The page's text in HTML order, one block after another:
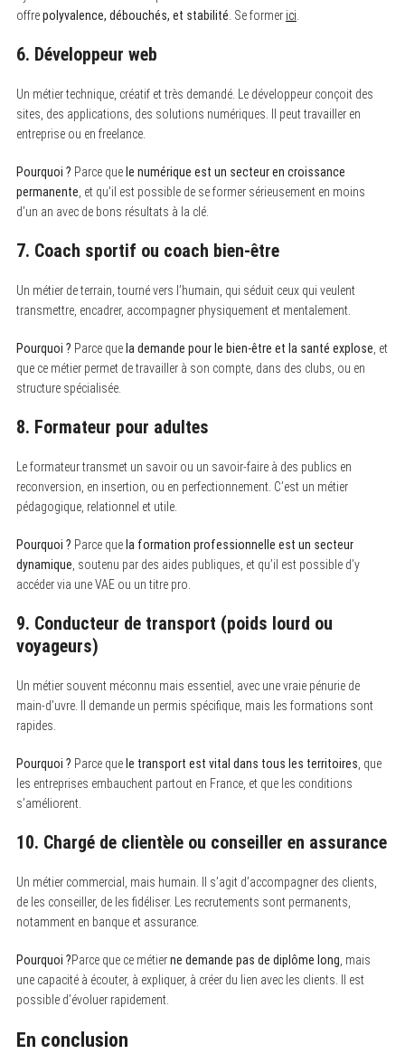
offrepolyvalence, débouchés, et stabilité . Se former ici
6. Développeur web
Un métier technique, créatif et très demandé. Le développeur conçoit des
sites, des applications, des solutions numériques. Il peut travailler en
entreprise ou en freelance.
Pourquoi ? Parce quele numérique est un secteur en croissance
permanente , et qu’il est possible de se former sérieusement en moins
d’un an avec de bons résultats à la clé.
7. Coach sportif ou coach bien-être
Un métier de terrain, tourné vers l’humain, qui séduit ceux qui veulent
transmettre, encadrer, accompagner physiquement et mentalement.
Pourquoi ? Parce quela demande pour le bien-être et la santé explose , et
que ce métier permet de travailler à son compte, dans des clubs, ou en
structure spécialisée.
8. Formateur pour adultes
Le formateur transmet un savoir ou un savoir-faire à des publics en
reconversion, en insertion, ou en perfectionnement. C’est un métier
pédagogique, relationnel et utile.
Pourquoi ? Parce quela formation professionnelle est un secteur
dynamique , soutenu par des aides publiques, et qu’il est possible d’y
accéder via une VAE ou un titre pro.
9. Conducteur de transport (poids lourd ou
voyageurs)
Un métier souvent méconnu mais essentiel, avec une vraie pénurie de
main-d’uvre. Il demande un permis spécifique, mais les formations sont
rapides.
Pourquoi ? Parce quele transport est vital dans tous les territoires , que
les entreprises embauchent partout en France, et que les conditions
s’améliorent.
10. Chargé de clientèle ou conseiller en assurance
Un métier commercial, mais humain. Il s’agit d’accompagner des clients,
de les conseiller, de les fidéliser. Les recrutements sont permanents,
notamment en banque et assurance.
Pourquoi ?Parce que ce métierne demande pas de diplôme long , mais
une capacité à écouter, à expliquer, à créer du lien avec les clients. Il est
possible d’évoluer rapidement.
En conclusion